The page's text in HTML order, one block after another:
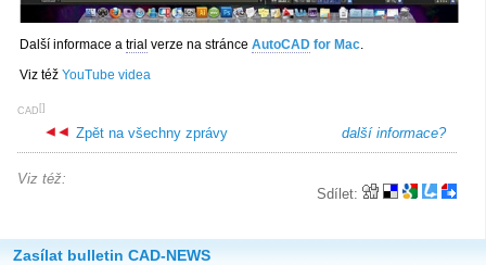
Další informace a trial verze na stránce AutoCAD for Mac.
Viz též YouTube videa
[
CAD ]
další informace?
Zpět na všechny zprávy
Sdílet:
Viz též:
Zasílat bulletin CAD-NEWS